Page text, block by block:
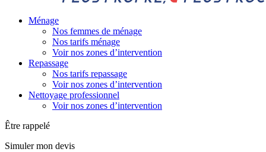
Ménage
Nos femmes de ménage
Nos tarifs ménage
Voir nos zones d’intervention
Repassage
Nos tarifs repassage
Voir nos zones d’intervention
Nettoyage professionnel
Voir nos zones d’intervention
Être rappelé
Simuler mon devis